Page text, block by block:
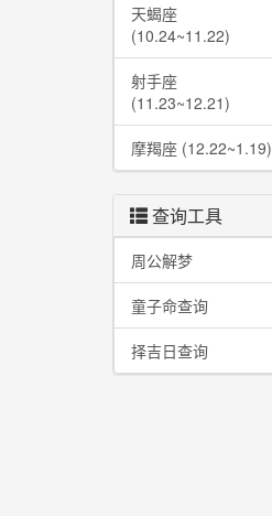
天蝎座
(10.24~11.22)
射手座
(11.23~12.21)
摩羯座 (12.22~1.19)
查询工具
周公解梦
童子命查询
择吉日查询